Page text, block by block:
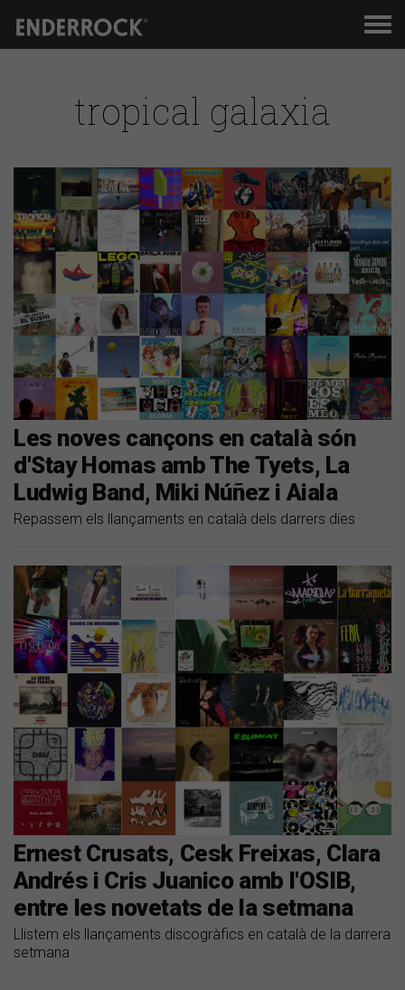
tropical galaxia
Les noves cançons en català són
d'Stay Homas amb The Tyets, La
Ludwig Band, Miki Núñez i Aiala
Repassem els llançaments en català dels darrers dies
Ernest Crusats, Cesk Freixas, Clara
Andrés i Cris Juanico amb l'OSIB,
entre les novetats de la setmana
Llistem els llançaments discogràfics en català de la darrera
setmana